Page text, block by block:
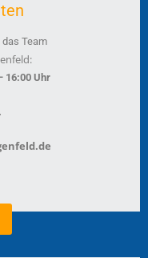
Team
16:00 Uhr
.